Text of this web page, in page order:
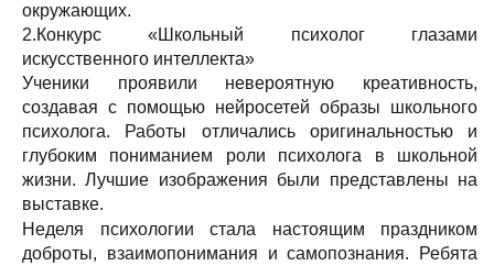
окружающих.
2.Конкурс «Школьный психолог глазами
искусственного интеллекта»
Ученики проявили невероятную креативность,
создавая с помощью нейросетей образы школьного
психолога. Работы отличались оригинальностью и
глубоким пониманием роли психолога в школьной
жизни. Лучшие изображения были представлены на
выставке.
Неделя психологии стала настоящим праздником
доброты, взаимопонимания и самопознания. Ребята